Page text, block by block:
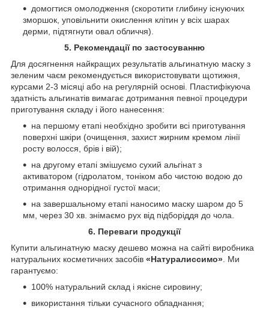
домогтися омолодження (скоротити глибину існуючих
зморшок, уповільнити окислення клітин у всіх шарах
дерми, підтягнути овал обличчя).
5. Рекомендації по застосуванню
Для досягнення найкращих результатів альгинатную маску з
зеленим чаєм рекомендується використовувати щотижня,
курсами 2-3 місяці або на регулярній основі. Пластифікуюча
здатність альгинатів вимагає дотримання певної процедури
приготування складу і його нанесення:
на першому етапі необхідно зробити всі приготування
поверхні шкіри (очищення, захист жирним кремом лінії
росту волосся, брів і вій);
на другому етапі змішуємо сухий альгінат з
активатором (гідролатом, тоніком або чистою водою до
отримання однорідної густої маси;
на завершальному етапі наносимо маску шаром до 5
мм, через 30 хв. знімаємо рух від підборіддя до чола.
6. Переваги продукції
Купити альгинатную маску дешево можна на сайті виробника
натуральних косметичних засобів «Натуралиссимо» . Ми
гарантуємо:
100% натуральний склад і якісне сировину;
використання тільки сучасного обладнання;